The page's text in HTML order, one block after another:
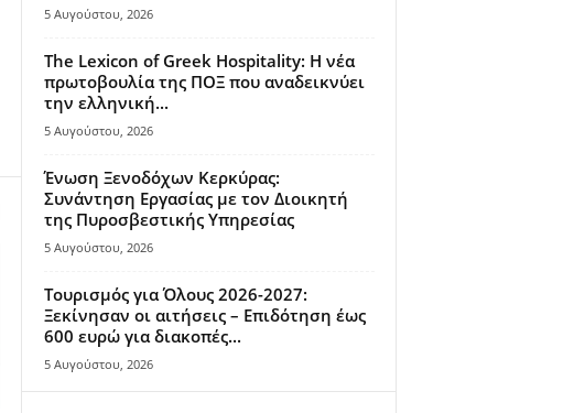
5 Αυγούστου, 2026
The Lexicon of Greek Hospitality: Η νέα
πρωτοβουλία της ΠΟΞ που αναδεικνύει
την ελληνική...
5 Αυγούστου, 2026
Ένωση Ξενοδόχων Κερκύρας:
Συνάντηση Εργασίας με τον Διοικητή
της Πυροσβεστικής Υπηρεσίας
5 Αυγούστου, 2026
Τουρισμός για Όλους 2026-2027:
Ξεκίνησαν οι αιτήσεις – Επιδότηση έως
600 ευρώ για διακοπές...
5 Αυγούστου, 2026